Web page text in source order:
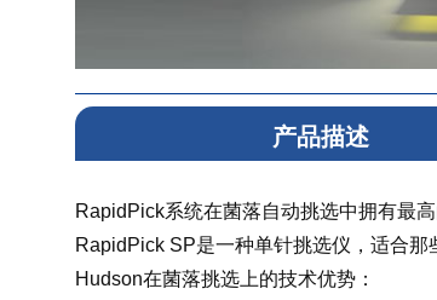
产品描述
RapidPick系统在菌落自动挑选中拥有最
RapidPick SP是一种单针挑选仪，适合那
Hudson在菌落挑选上的技术优势：